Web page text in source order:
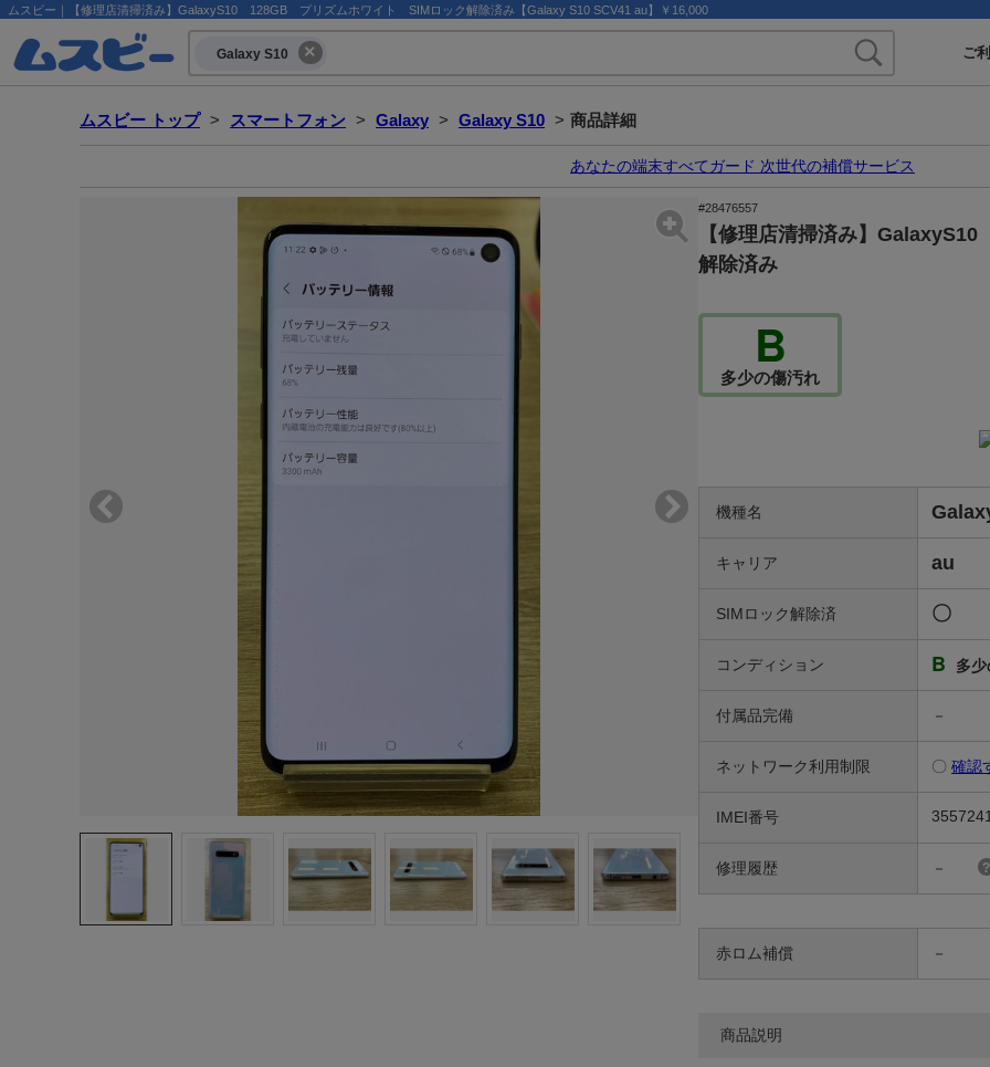
ムスビー｜【修理店清掃済み】GalaxyS10 128GB プリズムホワイト SIMロック解除済み【Galaxy S10 SCV41 au】￥16,000
Galaxy S10 ご
ムスビー トップ > スマートフォン > Galaxy > Galaxy S10 > 商品詳細
あなたの端末すべてガード 次世代の補償サービス
#28476557
【修理店清掃済み】
解除済み
B
多少の傷汚れ
機種名
キャリア au
SIMロック解除済 〇
コンディション B 多
付属品完備 －
ネットワーク利用制限 〇 確認
IMEI番号
修理履歴 － ?
赤ロム補償 －
商品説明